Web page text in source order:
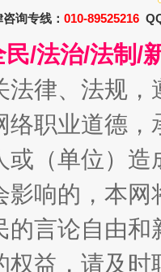
上场
询专线： 010-89525216
/法治/法制/
法律、法规
络职业道德
或（单位）
影响的，本
的言论自由
权益，请及